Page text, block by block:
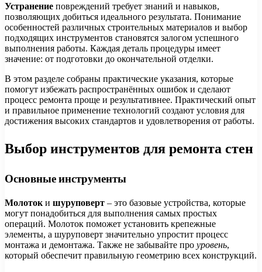
Устранение повреждений требует знаний и навыков,
позволяющих добиться идеального результата. Понимание
особенностей различных строительных материалов и выбор
подходящих инструментов становятся залогом успешного
выполнения работы. Каждая деталь процедуры имеет
значение: от подготовки до окончательной отделки.
В этом разделе собраны практические указания, которые
помогут избежать распространённых ошибок и сделают
процесс ремонта проще и результативнее. Практический опыт
и правильное применение технологий создают условия для
достижения высоких стандартов и удовлетворения от работы.
Выбор инструментов для ремонта стен
Основные инструменты
Молоток и шуруповерт – это базовые устройства, которые
могут понадобиться для выполнения самых простых
операций. Молоток поможет установить крепежные
элементы, а шуруповерт значительно упростит процесс
монтажа и демонтажа. Также не забывайте про уровень,
который обеспечит правильную геометрию всех конструкций.